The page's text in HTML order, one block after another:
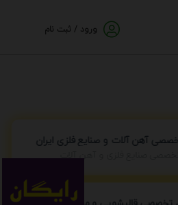
ورود / ثبت نام
آهن آلات و صنایع فلزی ایران
تخصصی صنایع فلزی و آهن آلات